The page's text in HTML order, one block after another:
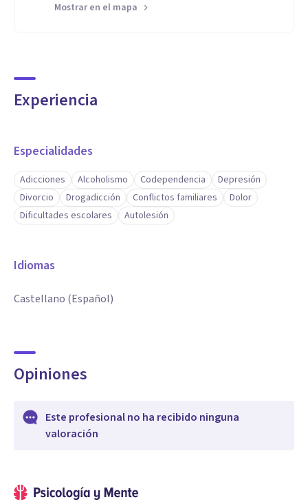
Mostrar en el mapa
Experiencia
Especialidades
Adicciones Alcoholismo Codependencia
Depresión
Divorcio
Drogadicción Conflictos familiares
Dolor
Dificultades escolares
Autolesión
Idiomas
Castellano (Español)
Opiniones
Este profesional no ha recibido ninguna
valoración